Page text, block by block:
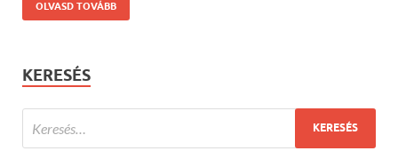
OLVASD TOVÁBB
KERESÉS